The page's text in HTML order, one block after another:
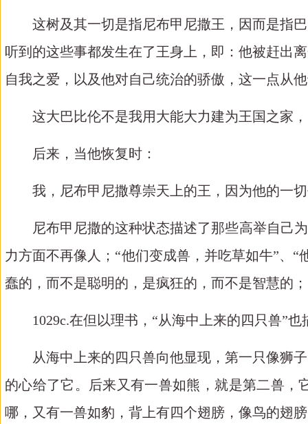
这树及其一切是指尼布甲尼撒王，因而是指
听到的这些事都发生在了王身上，即：他被赶出
自我之爱，以及他对自己统治的骄傲，这一点从
这大巴比伦不是我用大能大力建为王国之家
后来，当他恢复时：
我，尼布甲尼撒尊崇天上的王，因为他的一
尼布甲尼撒的这种状态描述了那些高举自己
力方面不再像人；“他们变成兽，并吃草如牛”、“
蠢的，而不是聪明的，是疯狂的，而不是智慧的
1029c.在但以理书，“从海中上来的四只兽”
从海中上来的四只兽向他显现，第一只像狮
的心给了它。后来又有一兽如熊，就是第二兽
哪，又有一兽如豹，背上有四个翅膀，像鸟的翅